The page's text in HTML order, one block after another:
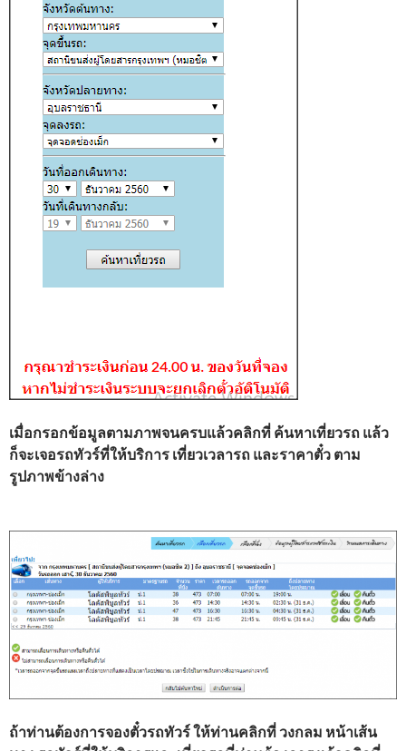
เมื่อกรอกข้อมูลตามภาพจนครบแล้วคลิกที่ ค้นหาเที่ยวรถ แล้ว
ก็จะเจอรถทัวร์ที่ให้บริการ เที่ยวเวลารถ และราคาตั๋ว ตาม
รูปภาพข้างล่าง
ถ้าท่านต้องการจองตั๋วรถทัวร์ให้ท่านคลิกที่ วงกลม หน้าเส้น